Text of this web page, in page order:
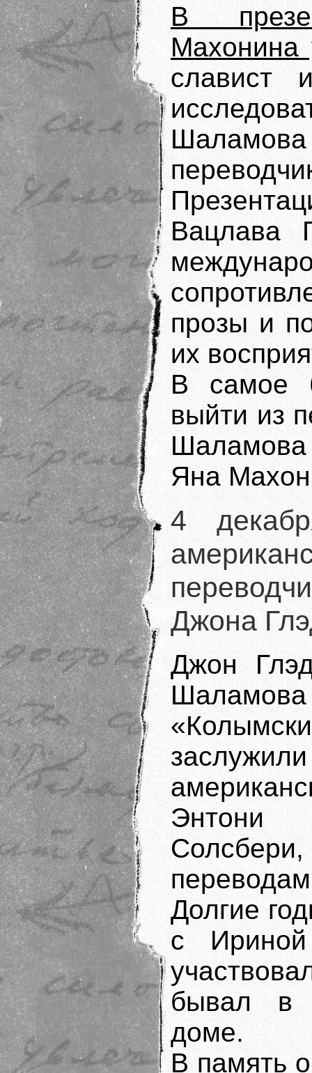
В
Махонина
славист
Вацлава
прозы и
их
В самое
выйти из
Яна
4
Джона
Джон
Энтони
Солсбери,
Долгие
с Ириной
бывал в
доме.
В память